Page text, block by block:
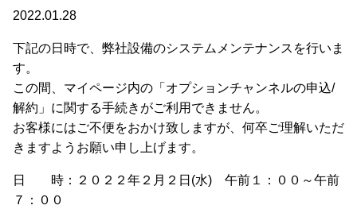
2022.01.28
下記の日時で、弊社設備のシステムメンテナンスを行いま
す。
この間、マイページ内の「オプションチャンネルの申込/
解約」に関する手続きがご利用できません。
お客様にはご不便をおかけ致しますが、何卒ご理解いただ
きますようお願い申し上げます。
日 時：２０２２年２月２日(水) 午前１：００～午前
７：００